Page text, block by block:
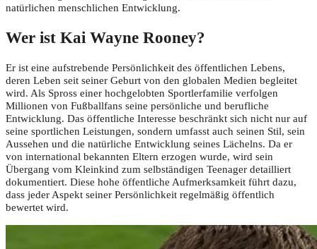
natürlichen menschlichen Entwicklung.
Wer ist Kai Wayne Rooney?
Er ist eine aufstrebende Persönlichkeit des öffentlichen Lebens,
deren Leben seit seiner Geburt von den globalen Medien begleitet
wird. Als Spross einer hochgelobten Sportlerfamilie verfolgen
Millionen von Fußballfans seine persönliche und berufliche
Entwicklung. Das öffentliche Interesse beschränkt sich nicht nur auf
seine sportlichen Leistungen, sondern umfasst auch seinen Stil, sein
Aussehen und die natürliche Entwicklung seines Lächelns. Da er
von international bekannten Eltern erzogen wurde, wird sein
Übergang vom Kleinkind zum selbständigen Teenager detailliert
dokumentiert. Diese hohe öffentliche Aufmerksamkeit führt dazu,
dass jeder Aspekt seiner Persönlichkeit regelmäßig öffentlich
bewertet wird.